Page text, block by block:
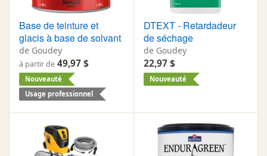
Base de teinture et
glacis à base de solvant
de Goudey
à partir de 49,97 $
Nouveauté
Usage professionnel
DTEXT - Retardadeur
de séchage
de Goudey
22,97 $
Nouveauté